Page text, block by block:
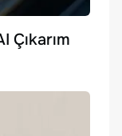
Çıkarım